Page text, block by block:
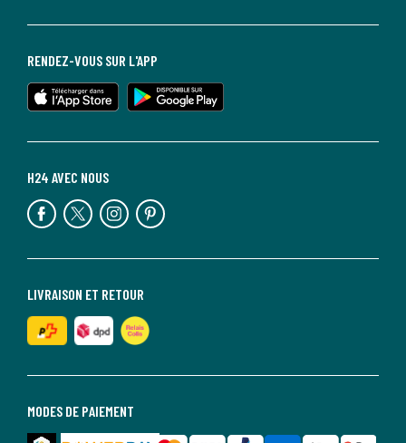
MODES DE PAIEMENT
LIVRAISON ET RETOUR
H24 AVEC NOUS
RENDEZ-VOUS SUR L'APP